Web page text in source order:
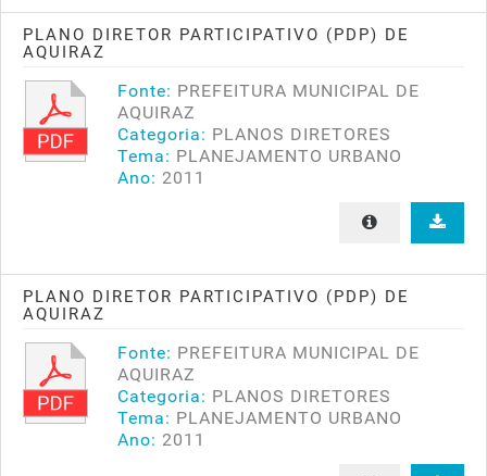
PLANO DIRETOR PARTICIPATIVO (PDP) DE
AQUIRAZ
Fonte: PREFEITURA MUNICIPAL DE
AQUIRAZ
Categoria: PLANOS DIRETORES
Tema: PLANEJAMENTO URBANO
Ano: 2011
PLANO DIRETOR PARTICIPATIVO (PDP) DE
AQUIRAZ
Fonte: PREFEITURA MUNICIPAL DE
AQUIRAZ
Categoria: PLANOS DIRETORES
Tema: PLANEJAMENTO URBANO
Ano: 2011